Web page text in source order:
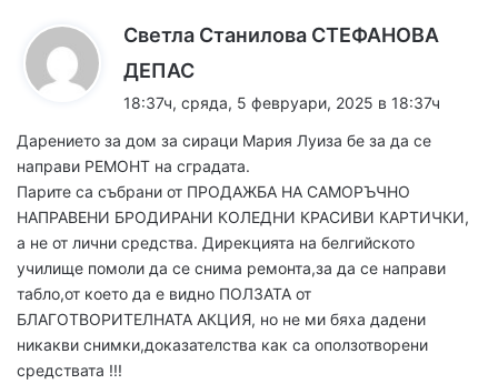
Светла Станилова СТЕФАНОВА
ДЕПАС
а
:
18:37ч, сряда, 5 февруари, 2025 в 18:37ч
Дарението за дом за сираци Мария Луиза бе за да се
направи РЕМОНТ на сградата.
Парите са събрани от ПРОДАЖБА НА САМОРЪЧНО
НАПРАВЕНИ БРОДИРАНИ КОЛЕДНИ КРАСИВИ КАРТИЧКИ,
а не от лични средства. Дирекцията на белгийското
училище помоли да се снима ремонта,за да се направи
табло,от което да е видно ПОЛЗАТА от
БЛАГОТВОРИТЕЛНАТА АКЦИЯ, но не ми бяха дадени
никакви снимки,доказателства как са оползотворени
средствата !!!